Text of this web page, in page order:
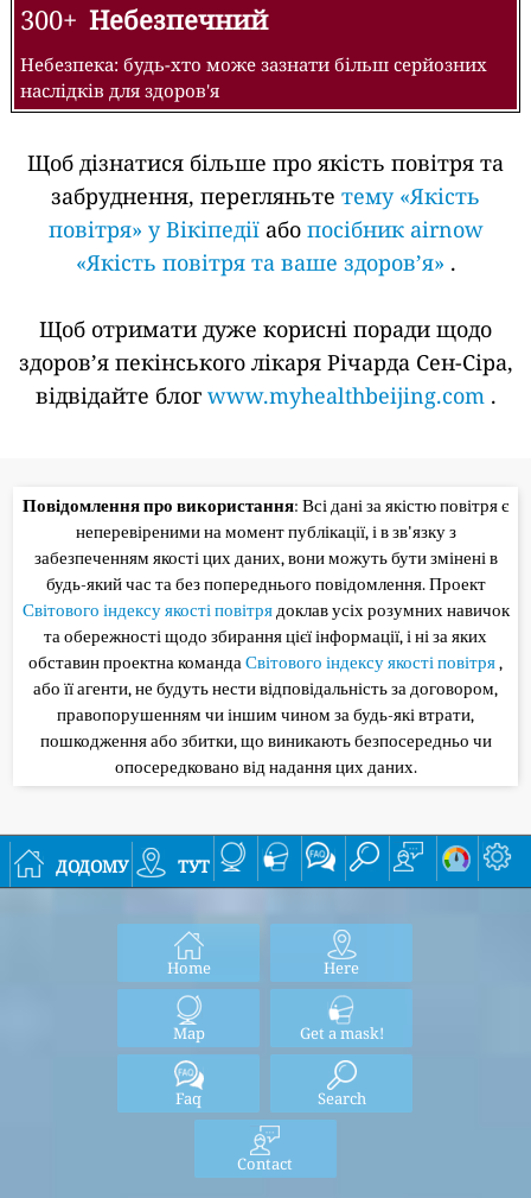
300+ Небезпечний
Небезпека: будь-хто може зазнати більш серйозних
наслідків для здоров'я
Щоб дізнатися більше про якість повітря та
забруднення, перегляньте тему «Якість
повітря» у Вікіпедіїабо посібник airnow
«Якість повітря та ваше здоров’я» .
Щоб отримати дуже корисні поради щодо
здоров’я пекінського лікаря Річарда Сен-Сіра,
відвідайте блог www.myhealthbeijing.com.
Повідомлення про використання: Всі дані за якістю повітря є
неперевіреними на момент публікації, і в зв'язку з
забезпеченням якості цих даних, вони можуть бути змінені в
будь-який час та без попереднього повідомлення. Проект
Світового індексу якості повітрядоклав усіх розумних навичок
та обережності щодо збирання цієї інформації, і ні за яких
обставин проектна командаСвітового індексу якості повітря,
або її агенти, не будуть нести відповідальність за договором,
правопорушенням чи іншим чином за будь-які втрати,
пошкодження або збитки, що виникають безпосередньо чи
опосередковано від надання цих даних.
додому тут
Home Here
Map Get a mask!
Faq Search
Contact